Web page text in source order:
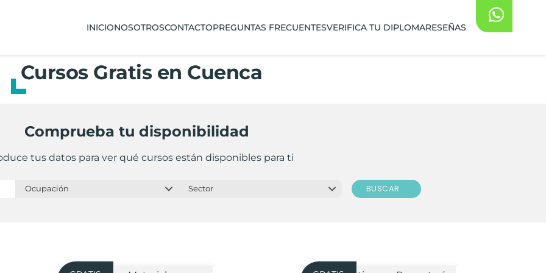
INICIONOSOTROSCONTACTOPREGUNTAS FRECUENTESVERIFICA TU DIPLOMARESEÑAS
Cursos Gratis en Cuenca
Comprueba tu disponibilidad
tus datos para ver qué cursos están disponibles para ti
BUSCAR